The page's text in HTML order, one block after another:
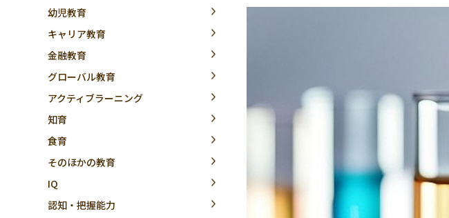
幼児教育
キャリア教育
金融教育
グローバル教育
アクティブラーニング
知育
食育
そのほかの教育
IQ
認知・把握能力